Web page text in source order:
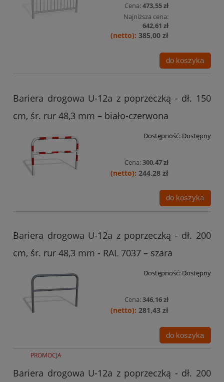
Cena:473,55 zł
Najniższa cena:
642,61 zł
385,00 zł
do koszyka
Bariera drogowa U-12a z poprzeczką - dł. 150
cm, śr. rur 48,3 mm – biało-czerwona
Dostępność: Dostępny
Cena:300,47 zł
244,28 zł
do koszyka
Bariera drogowa U-12a z poprzeczką - dł. 200
cm, śr. rur 48,3 mm - RAL 7037 – szara
Dostępność: Dostępny
Cena:346,16 zł
281,43 zł
do koszyka
Bariera drogowa U-12a z poprzeczką - dł. 200
PROMOCJA